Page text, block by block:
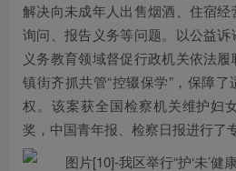
解决向未成年人出售烟酒、住宿
询问、报告义务等问题。以公益
义务教育领域督促行政机关依法
镇街齐抓共管“控辍保学”，保障
权。该案获全国检察机关维护妇
奖，中国青年报、检察日报进行了